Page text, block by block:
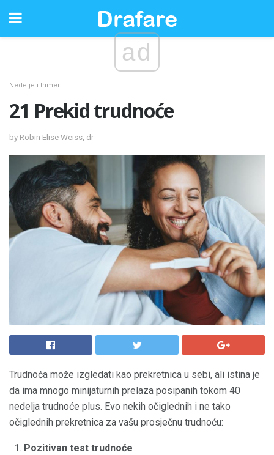
ad
Nedelje i trimeri
21 Prekid trudnoće
by Robin Elise Weiss, dr
Trudnoća može izgledati kao prekretnica u sebi, ali istina je
da ima mnogo minijaturnih prelaza posipanih tokom 40
nedelja trudnoće plus. Evo nekih očiglednih i ne tako
očiglednih prekretnica za vašu prosječnu trudnoću:
Pozitivan test trudnoće